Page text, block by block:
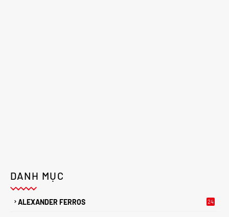
DANH MỤC
ALEXANDER FERROS 24